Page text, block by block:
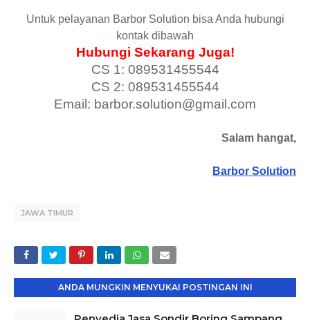
Untuk pelayanan Barbor Solution bisa Anda hubungi
kontak dibawah
Hubungi Sekarang Juga!
CS 1: 089531455544
CS 2: 089531455544
Email: barbor.solution@gmail.com
Salam hangat,
Barbor Solution
JAWA TIMUR
ANDA MUNGKIN MENYUKAI POSTINGAN INI